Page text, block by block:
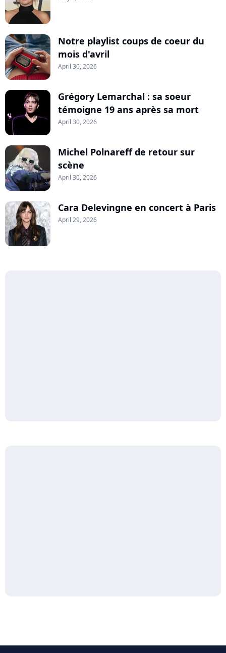
Notre playlist coups de coeur du
mois d'avril
April 30, 2026
Grégory Lemarchal : sa soeur
témoigne 19 ans après sa mort
April 30, 2026
Michel Polnareff de retour sur
scène
April 30, 2026
Cara Delevingne en concert à Paris
April 29, 2026